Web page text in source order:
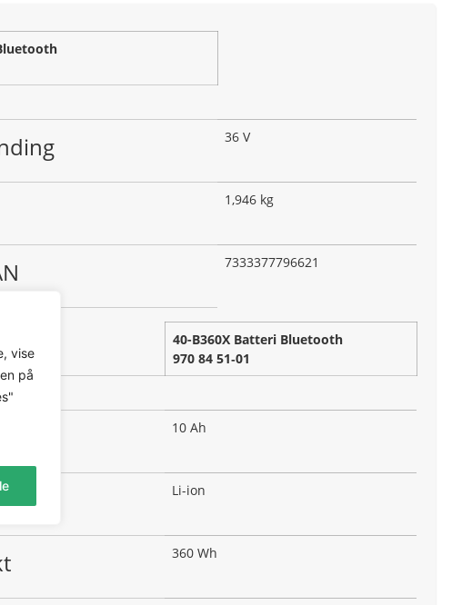
vise
på
36 V
1,946 kg
7333377796621
40-B360X Batteri Bluetooth
970 84 51‑01
10 Ah
Li-ion
360 Wh